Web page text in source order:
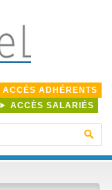
ACCÈS ADHÉRENTS
ACCÈS SALARIÉS